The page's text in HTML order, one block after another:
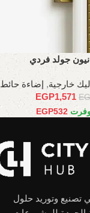
نيون جولد فردي
خارجية, إضاءة حائط
EGP1,571
وفرت EGP532
تصنيع وتوريد حلول